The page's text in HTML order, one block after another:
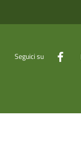
Seguici su